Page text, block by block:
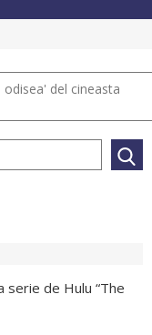
del cineasta
serie de Hulu “The